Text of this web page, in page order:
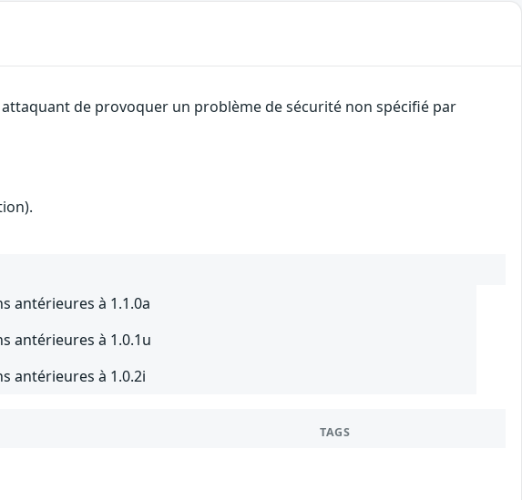
de provoquer un problème de sécurité non spécifié par
antérieures à 1.1.0a
antérieures à 1.0.1u
antérieures à 1.0.2i
TAGS